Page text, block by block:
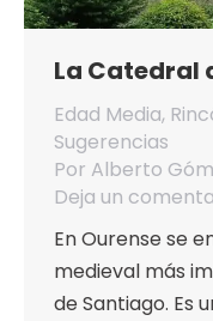
La Catedral
Edad Media,
Sugerencias
Por Alberto
Deja un
En Ourense se
medieval más
de Santiago. Es